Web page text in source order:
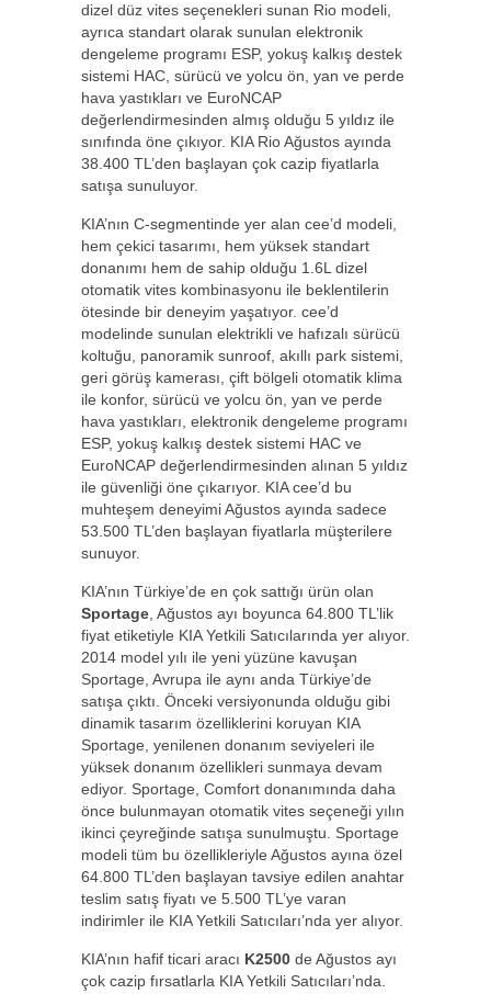
dizel düz vites seçenekleri sunan Rio modeli,
ayrıca standart olarak sunulan elektronik
dengeleme programı ESP, yokuş kalkış destek
sistemi HAC, sürücü ve yolcu ön, yan ve perde
hava yastıkları ve EuroNCAP
değerlendirmesinden almış olduğu 5 yıldız ile
sınıfında öne çıkıyor. KIA Rio Ağustos ayında
38.400 TL’den başlayan çok cazip fiyatlarla
satışa sunuluyor.
KIA’nın C-segmentinde yer alan cee’d modeli,
hem çekici tasarımı, hem yüksek standart
donanımı hem de sahip olduğu 1.6L dizel
otomatik vites kombinasyonu ile beklentilerin
ötesinde bir deneyim yaşatıyor. cee’d
modelinde sunulan elektrikli ve hafızalı sürücü
koltuğu, panoramik sunroof, akıllı park sistemi,
geri görüş kamerası, çift bölgeli otomatik klima
ile konfor, sürücü ve yolcu ön, yan ve perde
hava yastıkları, elektronik dengeleme programı
ESP, yokuş kalkış destek sistemi HAC ve
EuroNCAP değerlendirmesinden alınan 5 yıldız
ile güvenliği öne çıkarıyor. KIA cee’d bu
muhteşem deneyimi Ağustos ayında sadece
53.500 TL’den başlayan fiyatlarla müşterilere
sunuyor.
KIA’nın Türkiye’de en çok sattığı ürün olan
Sportage , Ağustos ayı boyunca 64.800 TL’lik
fiyat etiketiyle KIA Yetkili Satıcılarında yer alıyor.
2014 model yılı ile yeni yüzüne kavuşan
Sportage, Avrupa ile aynı anda Türkiye’de
satışa çıktı. Önceki versiyonunda olduğu gibi
dinamik tasarım özelliklerini koruyan KIA
Sportage, yenilenen donanım seviyeleri ile
yüksek donanım özellikleri sunmaya devam
ediyor. Sportage, Comfort donanımında daha
önce bulunmayan otomatik vites seçeneği yılın
ikinci çeyreğinde satışa sunulmuştu. Sportage
modeli tüm bu özellikleriyle Ağustos ayına özel
64.800 TL’den başlayan tavsiye edilen anahtar
teslim satış fiyatı ve 5.500 TL’ye varan
indirimler ile KIA Yetkili Satıcıları’nda yer alıyor.
KIA’nın hafif ticari aracı K2500 de Ağustos ayı
çok cazip fırsatlarla KIA Yetkili Satıcıları’nda.